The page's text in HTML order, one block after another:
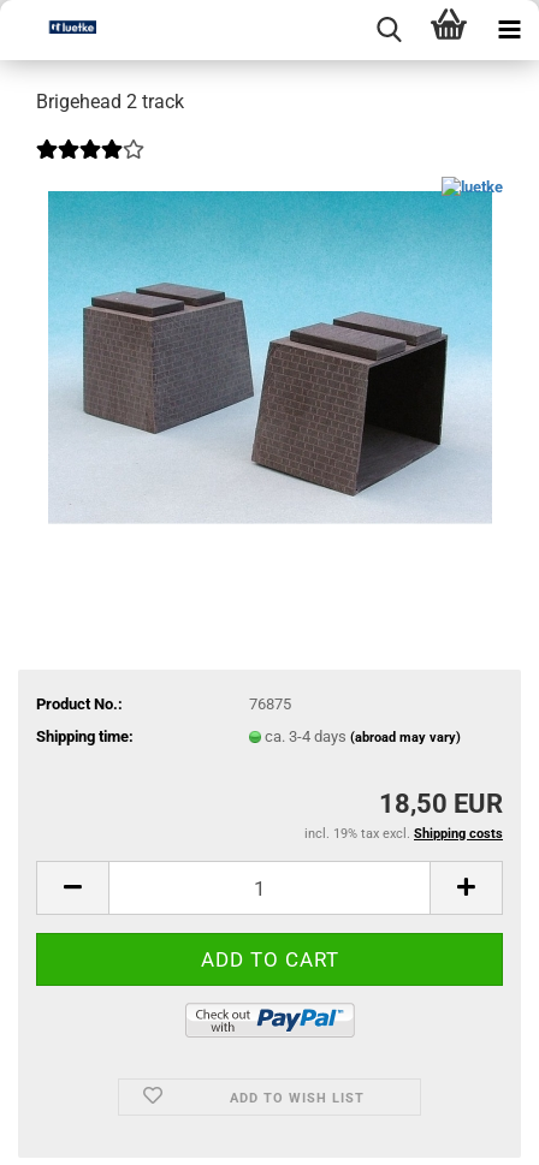
Brigehead 2 track
Product No.:
76875
Shipping time:
ca. 3-4 days (abroad may vary)
18,50 EUR
incl. 19% tax excl. Shipping costs
ADD TO WISH LIST